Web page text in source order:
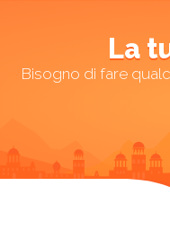
La
Bisogno di fare